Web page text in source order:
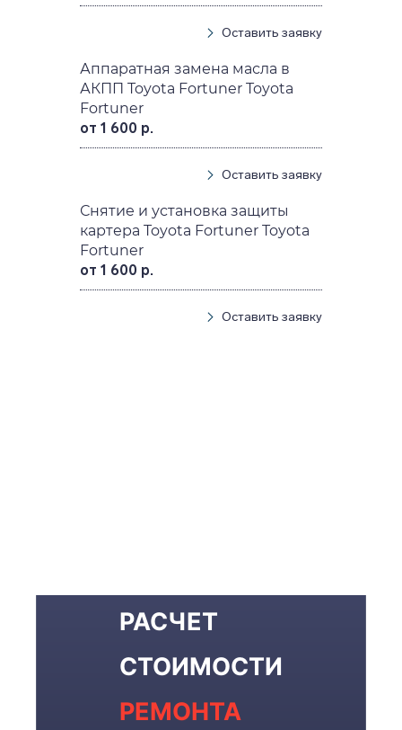
Оставить заявку
Аппаратная замена масла в
АКПП Toyota Fortuner Toyota
Fortuner
от 1 600 р.
Оставить заявку
Снятие и установка защиты
картера Toyota Fortuner Toyota
Fortuner
от 1 600 р.
Оставить заявку
РАСЧЕТ
СТОИМОСТИ
РЕМОНТА